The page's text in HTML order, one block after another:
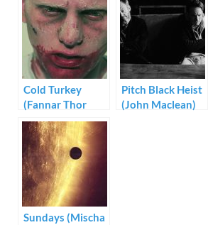
Cold Turkey
(Fannar Thor
Arnarsson)
Pitch Black Heist
(John Maclean)
Sundays (Mischa